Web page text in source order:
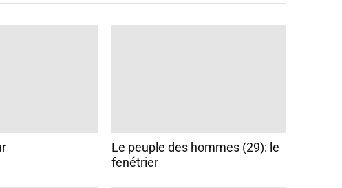
Le peuple des hommes (29): le
fenétrier